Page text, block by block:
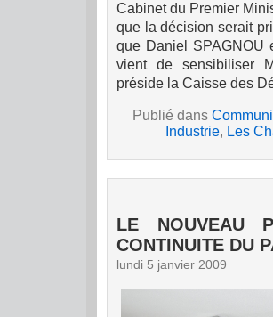
Cabinet du Premier
que la décision serait
que Daniel SPAGNOU
vient de sensibiliser
préside la Caisse des
Publié dans
Industrie, Les
LE NOUVEAU
CONTINUITE DU
lundi 5 janvier 2009